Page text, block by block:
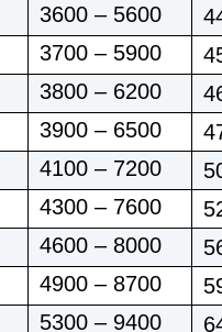
3600 – 5600
3700 – 5900
3800 – 6200
3900 – 6500
4100 – 7200
4300 – 7600
4600 – 8000
4900 – 8700
5300 – 9400